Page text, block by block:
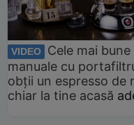
VIDEO
Cele mai
manuale cu
obții un espresso de
chiar la tine acasă